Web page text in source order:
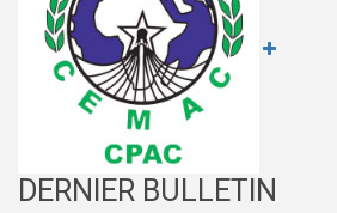
DERNIER BULLETIN